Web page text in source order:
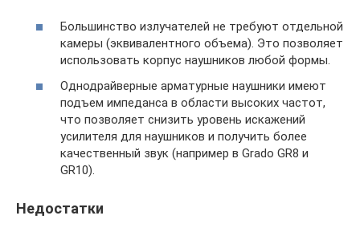
Большинство излучателей не требуют отдельной
камеры (эквивалентного объема). Это позволяет
использовать корпус наушников любой формы.
Однодрайверные арматурные наушники имеют
подъем импеданса в области высоких частот,
что позволяет снизить уровень искажений
усилителя для наушников и получить более
качественный звук (например в Grado GR8 и
GR10).
Недостатки